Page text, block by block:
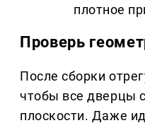
плотное
Проверь
После сборки
чтобы все дверцы
плоскости. Даже